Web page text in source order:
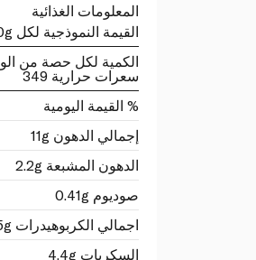
المعلومات الغذائية
القيمة النموذجية لكل 100g
الكمية لكل حصة من
سعرات حرارية 349
% القيمة اليومية
إجمالي الدهون 11g
الدهون المشبعة 2.2g
صوديوم 0.41g
اجمالي الكربوهيدرات 51.5g
السكريات 4.4g